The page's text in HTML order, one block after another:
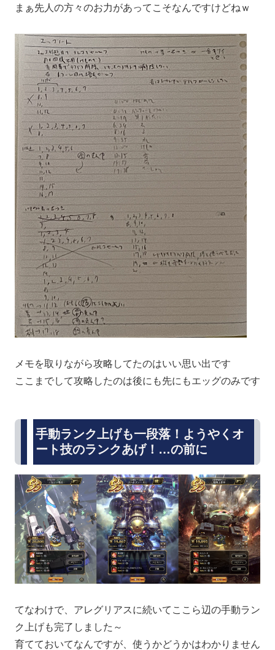
まぁ先人の方々のお力があってこそなんですけどねｗ
メモを取りながら攻略してたのはいい思い出です
ここまでして攻略したのは後にも先にもエッグのみです
手動ランク上げも一段落！ようやくオ
ート技のランクあげ！…の前に
てなわけで、アレグリアスに続いてここら辺の手動ラン
ク上げも完了しました～
育てておいてなんですが、使うかどうかはわかりません